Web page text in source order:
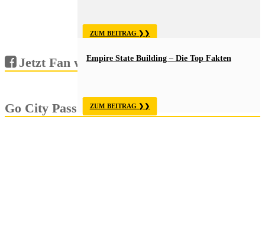
ZUM BEITRAG
Empire State Building – Die Top Fakten
ZUM BEITRAG
Jetzt Fan werden!
Go City Pass